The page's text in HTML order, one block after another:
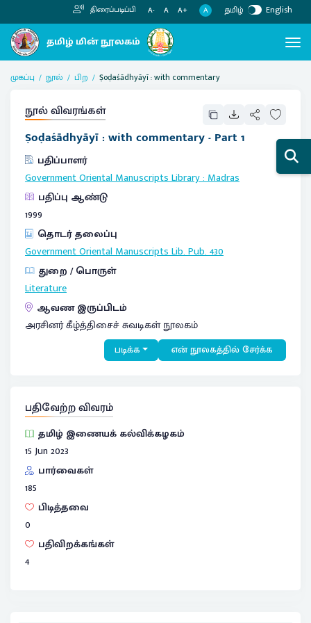
திரைப்படிப்பி A- A A+ A தமிழ் English
முகப்பு நூல் பிற Ṣoḍaśādhyāyī : with commentary
நூல் விவரங்கள்
Ṣoḍaśādhyāyī : with commentary - Part 1
பதிப்பாளர்
Government Oriental Manuscripts Library:Madras
பதிப்பு ஆண்டு
1999
தொடர் தலைப்பு
Government Oriental Manuscripts Lib. Pub.430
துறை / பொருள்
Literature
ஆவண இருப்பிடம்
அரசினர் கீழ்த்திசைச் சுவடிகள் நூலகம்
படிக்க என் நூலகத்தில் சேர்க்க
பதிவேற்ற விவரம்
தமிழ் இணையக் கல்விக்கழகம்
15 Jun 2023
பார்வைகள்
185
பிடித்தவை
0
பதிவிறக்கங்கள்
4